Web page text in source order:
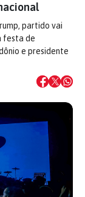
partido vai
festa de
e presidente